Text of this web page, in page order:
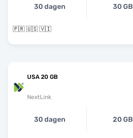
30 dagen 30 GB
🇵🇷 🇺🇸 🇻🇮
USA 20 GB
NextLink
30 dagen 20 GB